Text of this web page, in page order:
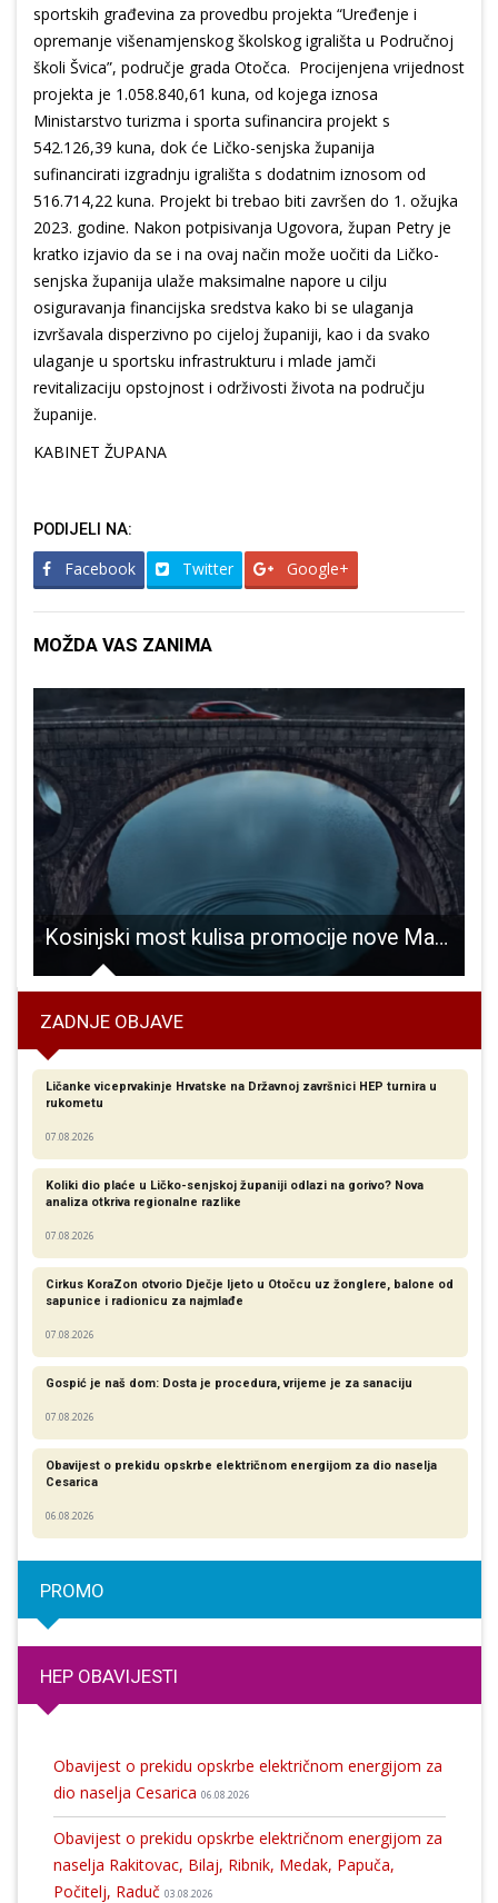
sportskih građevina za provedbu projekta “Uređenje i
opremanje višenamjenskog školskog igrališta u Područnoj
školi Švica”, područje grada Otočca. Procijenjena vrijednost
projekta je 1.058.840,61 kuna, od kojega iznosa
Ministarstvo turizma i sporta sufinancira projekt s
542.126,39 kuna, dok će Ličko-senjska županija
sufinancirati izgradnju igrališta s dodatnim iznosom od
516.714,22 kuna. Projekt bi trebao biti završen do 1. ožujka
2023. godine. Nakon potpisivanja Ugovora, župan Petry je
kratko izjavio da se i na ovaj način može uočiti da Ličko-
senjska županija ulaže maksimalne napore u cilju
osiguravanja financijska sredstva kako bi se ulaganja
izvršavala disperzivno po cijeloj županiji, kao i da svako
ulaganje u sportsku infrastrukturu i mlade jamči
revitalizaciju opstojnost i održivosti života na području
županije.
KABINET ŽUPANA
PODIJELI NA:
Facebook Twitter Google+
MOŽDA VAS ZANIMA
Kosinjski most kulisa promocije nove Mazde
ZADNJE OBJAVE
Ličanke viceprvakinje Hrvatske na Državnoj završnici HEP turnira u
rukometu
07.08.2026
Koliki dio plaće u Ličko-senjskoj županiji odlazi na gorivo? Nova
analiza otkriva regionalne razlike​
07.08.2026
Cirkus KoraZon otvorio Dječje ljeto u Otočcu uz žonglere, balone od
sapunice i radionicu za najmlađe
07.08.2026
Gospić je naš dom: Dosta je procedura, vrijeme je za sanaciju
07.08.2026
Obavijest o prekidu opskrbe električnom energijom za dio naselja
Cesarica
06.08.2026
PROMO
HEP OBAVIJESTI
Obavijest o prekidu opskrbe električnom energijom za
dio naselja Cesarica 06.08.2026
Obavijest o prekidu opskrbe električnom energijom za
naselja Rakitovac, Bilaj, Ribnik, Medak, Papuča,
Počitelj, Raduč 03.08.2026